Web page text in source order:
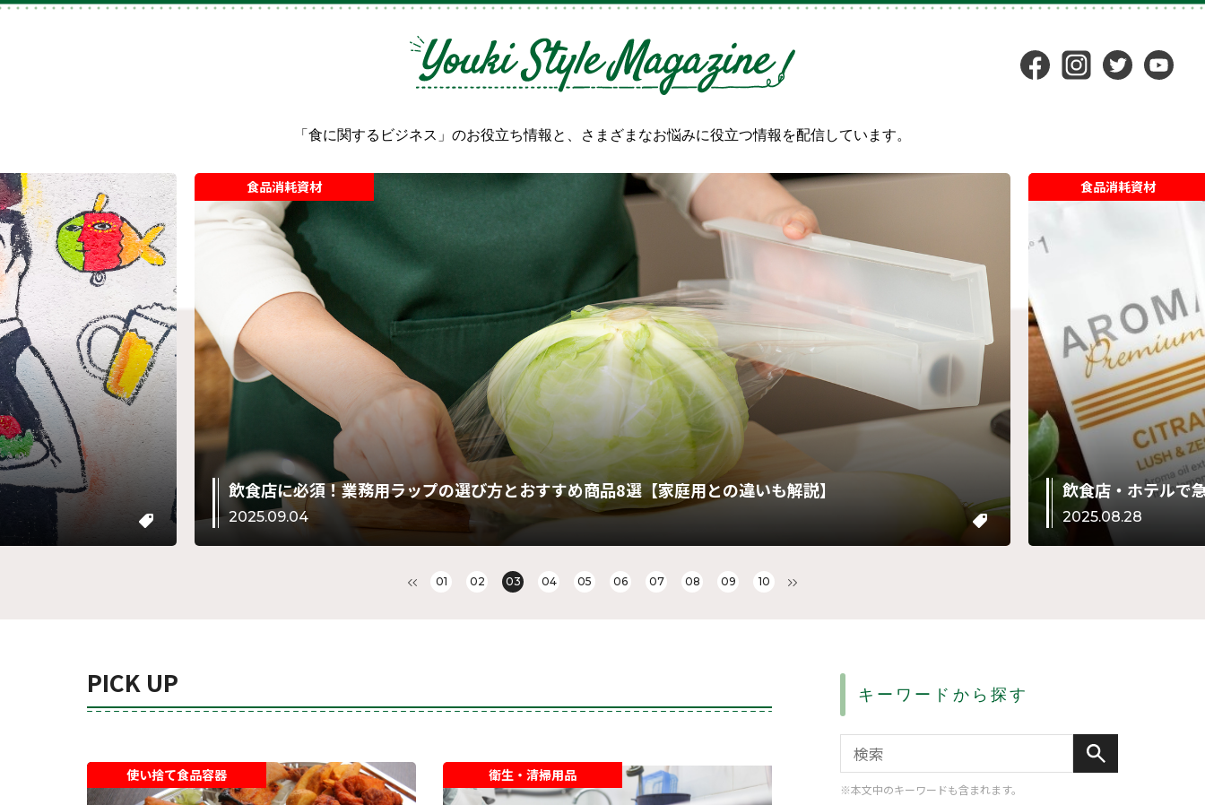
「食に関するビジネス」のお役立ち情報と、 さまざまなお悩みに役立つ情報を配信しています。
食品消耗資材
飲食店に必須！業務用ラップの選び方とおすすめ商品8選【家庭用との違いも解説】
2025.09.04
食品消耗資材
飲食店・ホテルで
2025.08.28
01 02 03 04 05 06 07 08 09 10
PICK UP
使い捨て食品容器 衛生・清掃用品
キーワードから探す
※本文中のキーワードも含まれます。